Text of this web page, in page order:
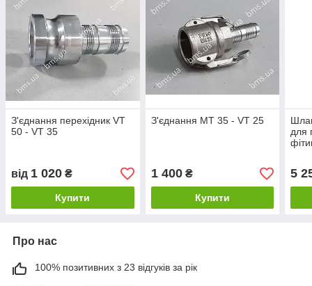
З'єднання перехідник VT
50 - VT 35
від 1 020 ₴
Купити
З'єднання MT 35 - VT 25
1 400₴
Купити
для
5
Про нас
100% позитивних з 23 відгуків за рік